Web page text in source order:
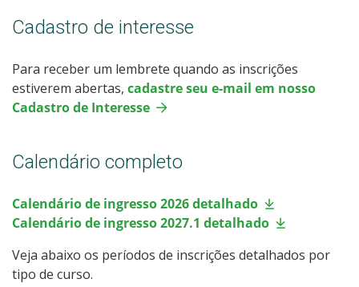
Como posso estudar no IFSC?
Cotas
Inscrições e acompanhamento
Cadastro de interesse
Para receber um lembrete quando as inscrições
estiverem abertas, cadastre seu e-mail em nosso
Cadastro de Interesse
Calendário completo
Calendário de ingresso 2026 detalhado
Calendário de ingresso 2027.1 detalhado
Veja abaixo os períodos de inscrições detalhados por
tipo de curso.